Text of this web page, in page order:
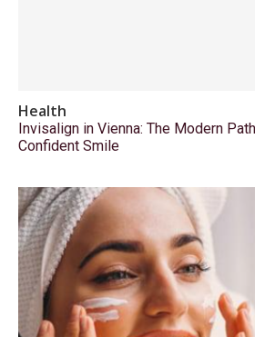
Health
Invisalign in Vienna: The Modern
Confident Smile